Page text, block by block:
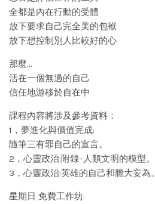
全都是內在行動的受體
放下要求自己完全美的包袱
放下想控制別人比較好的心
那麼…
活在一個無過的自己
信任地游移於自在中
課程內容將涉及參考資料：
1，夢進化與價值完成:
隨筆三有罪自己的宣言。
2，心靈政治:附録–人類文明的模型。
3，心靈政治:英雄的自己和膽大妄為。
星期日 免費工作坊: